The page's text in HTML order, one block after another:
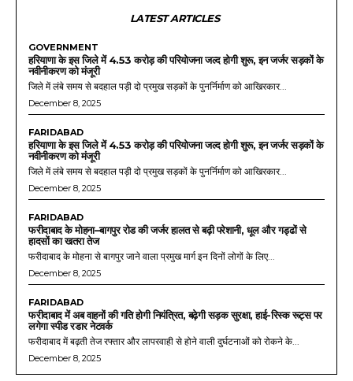
LATEST ARTICLES
GOVERNMENT
हरियाणा के इस जिले में 4.53 करोड़ की परियोजना जल्द होगी शुरू, इन जर्जर सड़कों के
नवीनीकरण को मंजूरी
जिले में लंबे समय से बदहाल पड़ी दो प्रमुख सड़कों के पुनर्निर्माण को आखिरकार...
December 8, 2025
FARIDABAD
हरियाणा के इस जिले में 4.53 करोड़ की परियोजना जल्द होगी शुरू, इन जर्जर सड़कों के
नवीनीकरण को मंजूरी
जिले में लंबे समय से बदहाल पड़ी दो प्रमुख सड़कों के पुनर्निर्माण को आखिरकार...
December 8, 2025
FARIDABAD
फरीदाबाद के मोहना–बागपुर रोड की जर्जर हालत से बढ़ी परेशानी, धूल और गड्ढों से
हादसों का खतरा तेज
फरीदाबाद के मोहना से बागपुर जाने वाला प्रमुख मार्ग इन दिनों लोगों के लिए...
December 8, 2025
FARIDABAD
फरीदाबाद में अब वाहनों की गति होगी नियंत्रित, बढ़ेगी सड़क सुरक्षा, हाई-रिस्क रूट्स पर
लगेगा स्पीड रडार नेटवर्क
फरीदाबाद में बढ़ती तेज रफ्तार और लापरवाही से होने वाली दुर्घटनाओं को रोकने के...
December 8, 2025